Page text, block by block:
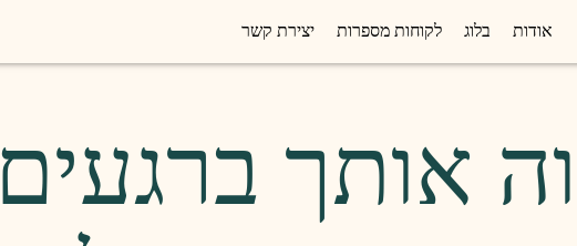
אודות בלוג לקוחות מספרות יצירת קשר
אותך ברגעים